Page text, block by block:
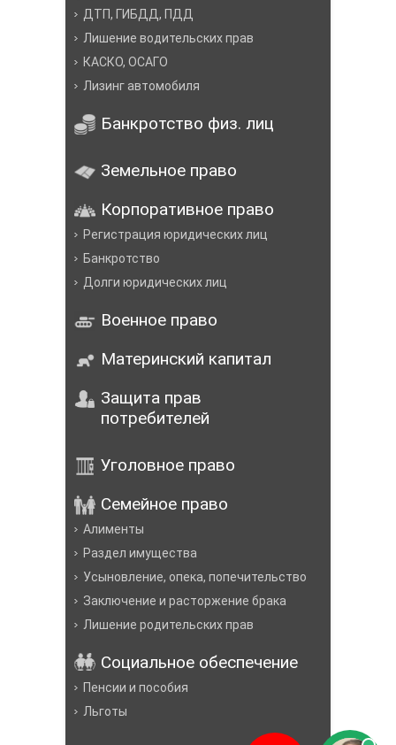
ДТП, ГИБДД, ПДД
Лишение водительских прав
КАСКО, ОСАГО
Лизинг автомобиля
Банкротство физ. лиц
Земельное право
Корпоративное право
Регистрация юридических лиц
Банкротство
Долги юридических лиц
Военное право
Материнский капитал
Защита прав
потребителей
Уголовное право
Семейное право
Алименты
Раздел имущества
Усыновление, опека, попечительство
Заключение и расторжение брака
Лишение родительских прав
Социальное обеспечение
Пенсии и пособия
Льготы